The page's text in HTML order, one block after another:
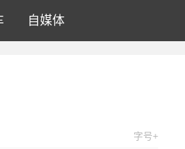
自媒体
字号+